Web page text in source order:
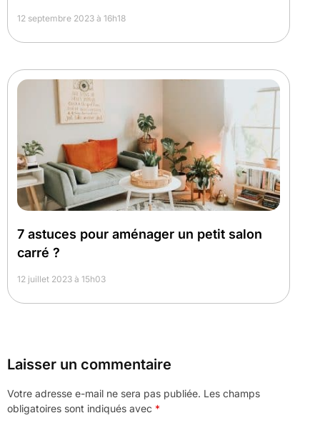
12 septembre 2023 à 16h18
7 astuces pour aménager un petit salon
carré ?
12 juillet 2023 à 15h03
Laisser un commentaire
Votre adresse e-mail ne sera pas publiée. Les champs
obligatoires sont indiqués avec *